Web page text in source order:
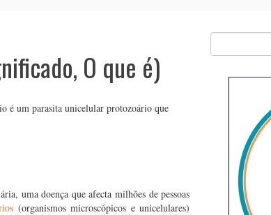
O que é)
é um parasita unicelular protozoário que
uma doença que afecta milhões de pessoas
(organismos microscópicos e unicelulares)